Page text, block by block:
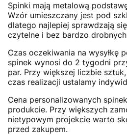
Spinki mają metalową
Wzór umieszczany jest pod
dlatego najlepiej sprawdzają
czytelne i bez bardzo drobnych
Czas oczekiwania na wysyłkę
spinek wynosi do 2 tygodni
par. Przy większej liczbie
czas realizacji ustalamy
Cena personalizowanych
produkcie. Przy większych
nietypowym projekcie warto
przed zakupem.